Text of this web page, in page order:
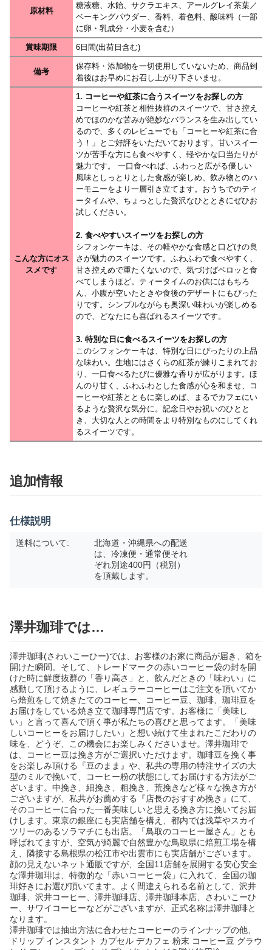
原材料
糖液糖、水飴、サクラエキス、アールグレイ茶葉／
ベーキングパウダー、香料、着色料、酸味料（一部
に卵・乳成分・小麦を含む）
賞味期限 6日間(出荷日含む)
備考
保存料・添加物を一切使用していないため、商品到
着後はお早めにお召し上がり下さいませ。
こんな方にオス
スメです
1. コーヒーや紅茶に合うスイーツをお探しの方
コーヒーや紅茶と相性抜群のスイーツで、甘さ控え
めでほのかな苦みが絶妙なバランスを生み出してい
るので、多くのレビューでも「コーヒーや紅茶に合
う！」とご好評をいただいております。甘いスイー
ツが苦手な方にも食べやすく、軽やかな口当たりが
魅力です。 一口食べれば、ふわっと広がる優しい
風味としっとりとした食感が楽しめ、飲み物とのハ
ーモニーをより一層引き立てます。おうちでのティ
ータイムや、ちょっとした贅沢なひとときにぜひお
試しください。
2. 食べやすいスイーツをお探しの方
シフォンケーキは、その軽やかな食感と口どけの良
さが魅力のスイーツです。ふわふわで食べやすく、
甘さ控えめで重たくないので、気づけばペロッと食
べてしまうほど。ティータイムのお供にはもちろ
ん、小腹が空いたときや食後のデザートにもぴった
りです。シンプルながらも奥深い味わいが楽しめる
ので、どなたにも喜ばれるスイーツです。
3. 特別な日に食べるスイーツをお探しの方
このシフォンケーキは、特別な日にぴったりの上品
な味わい。生地にはさくらの紅茶が練りこまれてお
り、一口食べるたびに優雅な香りが広がります。ほ
んのり甘く、ふわふわとした食感が心を和ませ、コ
ーヒーや紅茶とともに楽しめば、まるでカフェにい
るような贅沢な気分に。記念日やお祝いのひとと
き、大切な人との時間をより特別なものにしてくれ
るスイーツです。
追加情報
仕様説明
送料について:
北海道・沖縄県への配送
は、冷凍便・通常便それ
ぞれ別途400円（税別）
を頂戴します。
澤井珈琲では…
澤井珈琲(さわいこーひー)では、お客様のお家に商品が届き、箱を
開けた瞬間。そして、トレードマークの赤いコーヒー袋の封を開
けた時に鮮度抜群の「香り高さ」と、飲んだときの「味わい」に
感動して頂けるように、レギュラーコーヒーはご注文を頂いてか
ら焙煎をして焼きたてのコーヒー、コーヒー豆、珈琲、珈琲豆を
お届けをしている焼き立て珈琲専門店です。お客様に「美味し
い」と言って喜んで頂く事が私たちの喜びと思ってます。「美味
しいコーヒーをお届けしたい」と想い続けて生まれたこだわりの
味を、どうぞ、この機会にお楽しみくださいませ。澤井珈琲で
は、コーヒー豆は挽き方がご選択いただけます。珈琲豆を挽く事
をお楽しみ頂ける『豆のまま』や、私共の専用の特注サイズの大
型のミルで挽いて、コーヒー粉の状態にしてお届けする方法がご
ざいます。中挽き、細挽き、粗挽き、荒挽きなど様々な挽き方が
ございますが、私共がお薦めする『店長のおすすめ挽き』にて、
そのコーヒーに合った一番美味しいと思える挽き方に挽いてお届
けします。東京の銀座にも実店舗を構え、都内では浅草やスカイ
ツリーのあるソラマチにも出店。「鳥取のコーヒー屋さん」とも
呼ばれてますが、空気が綺麗で自然豊かな鳥取県に焙煎工場を構
え、隣接する島根県の松江市や出雲市にも実店舗がございます。
顔の見えないネット通販ですが、全国11店舗を展開する安心安全
な澤井珈琲は、特徴的な「赤いコーヒー袋」に入れて、全国の珈
琲好きにお選び頂いてます。よく間違えられる名前として、沢井
珈琲、沢井コーヒー、澤井珈琲店、澤井珈琲本店、さわいこーひ
ー、サワイコーヒーなどがございますが、正式名称は澤井珈琲と
なります。
澤井珈琲では抽出方法に合わせたコーヒーのラインナップの他、
ドリップ インスタント カプセル デカフェ 粉末 コーヒー豆 グラウ